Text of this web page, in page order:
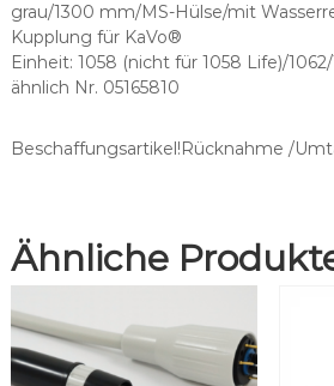
p
a
s
s
n
K
V
o
®
grau/1300 mm/MS-Hülse/mit
Kupplung für KaVo®
Einheit: 1058 (nicht für 1058 Life)/
ähnlich Nr. 05165810
Beschaffungsartikel!Rücknahme /
Ähnliche